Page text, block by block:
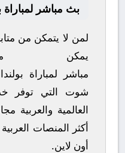
بث مباشر لمباراة
لمن لا يتمكن من
يمكن
مباشر
لمباراة بولندا
شوت التي توفر
العالمية والعربية
أكثر المنصات
أون لاين.